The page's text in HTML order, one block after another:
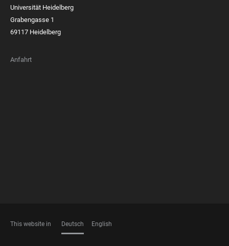
Universität Heidelberg
Grabengasse 1
69117 Heidelberg
Anfahrt
This website in Deutsch English